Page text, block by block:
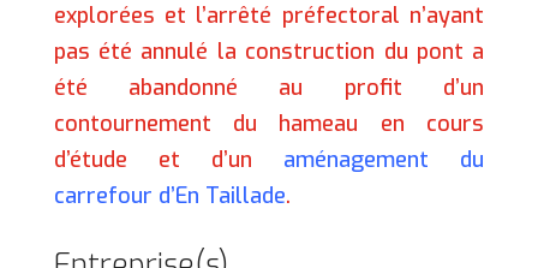
explorées et l’arrêté préfectoral n’ayant
pas été annulé la construction du pont a
été abandonné au profit d’un
contournement du hameau en cours
d’étude et d’un aménagement du
carrefour d’En Taillade.